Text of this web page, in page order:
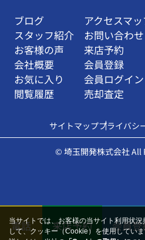
ブログ
スタッフ紹介
お客様の声
会社概要
お気に入り
閲覧履歴
アクセスマ
お問い合わせ
来店予約
会員登録
会員ログイン
売却査定
サイトマッププライバシ
© 埼玉開発株式会社 All
電話 来店予約 会員登
当サイトでは、お客様の当サイト利用状
して、クッキー（Cookie）を使用していま